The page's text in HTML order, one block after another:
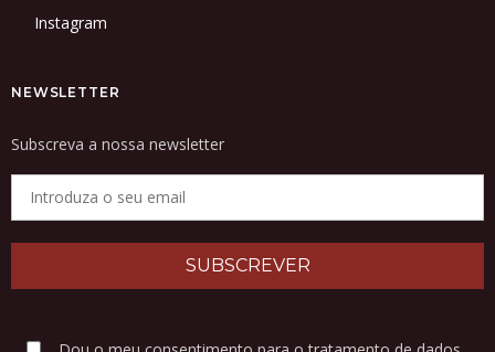
Instagram
NEWSLETTER
Subscreva a nossa newsletter